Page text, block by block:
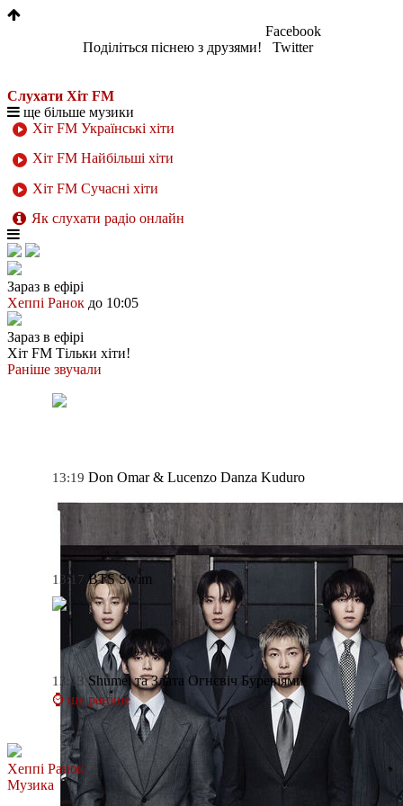
Поділіться піснею з друзями!
Facebook
Twitter
Слухати Хіт FM
ще більше музики
Хіт FM Українські хіти
Хіт FM Найбільші хіти
Хіт FM Сучасні хіти
Як слухати радіо онлайн
Зараз в ефірі
Хеппі Ранок до 10:05
Зараз в ефірі
Хіт FM Тільки хіти!
Раніше звучали
13:19 Don Omar & Lucenzo Danza Kuduro
13:17 BTS Swim
13:13 Shumei та Злата Огнєвіч Буревіями
⌚ ще раніше
Хеппі Ранок
Музика